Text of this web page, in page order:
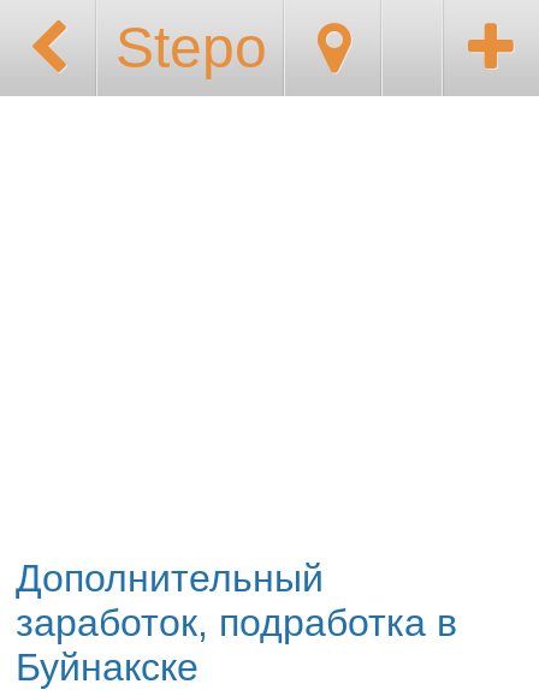
Stepo
Дополнительный
заработок, подработка в
Буйнакске